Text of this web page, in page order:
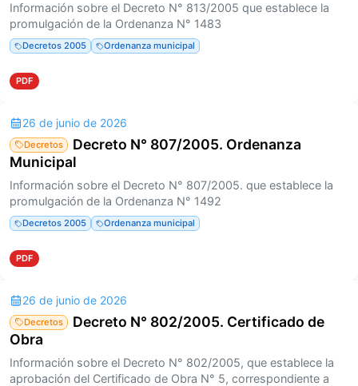
Información sobre el Decreto N° 813/2005 que establece la
promulgación de la Ordenanza N° 1483
Decretos 2005 Ordenanza municipal
PDF
26 de junio de 2026
Decretos
Decreto N° 807/2005. Ordenanza
Municipal
Información sobre el Decreto N° 807/2005. que establece la
promulgación de la Ordenanza N° 1492
Decretos 2005 Ordenanza municipal
PDF
26 de junio de 2026
Decretos
Decreto N° 802/2005. Certificado de
Obra
Información sobre el Decreto N° 802/2005, que establece la
aprobación del Certificado de Obra N° 5, correspondiente a